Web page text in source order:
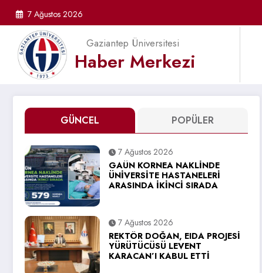
7 Ağustos 2026
Gaziantep Üniversitesi
Haber Merkezi
GÜNCEL POPÜLER
7 Ağustos 2026
GAÜN KORNEA NAKLİNDE
ÜNİVERSİTE HASTANELERİ
ARASINDA İKİNCİ SIRADA
7 Ağustos 2026
REKTÖR DOĞAN, EIDA PROJESİ
YÜRÜTÜCÜSÜ LEVENT
KARACAN’I KABUL ETTİ